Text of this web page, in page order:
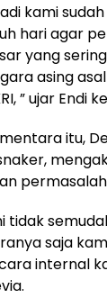
kami
hari agar
yang
asing
” ujar Endi
itu,
tidak
saja
internal